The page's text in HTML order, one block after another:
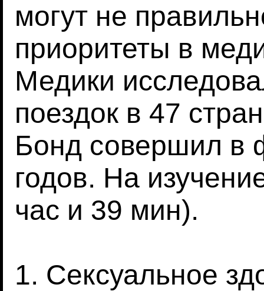
могут не
приоритеты в
Медики
поездок в 47
Бонд совершил в
годов. На
час и 39 мин).
1. Сексуальное